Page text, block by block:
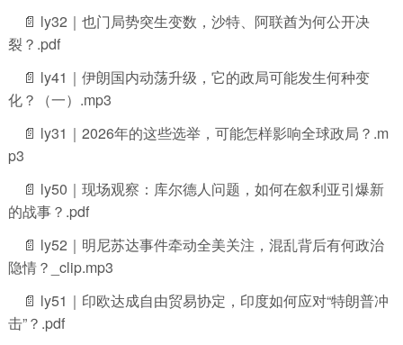
📄 ly32｜也门局势突生变数，沙特、阿联酋为何公开决
裂？.pdf
📄 ly41｜伊朗国内动荡升级，它的政局可能发生何种变
化？（一）.mp3
📄 ly31｜2026年的这些选举，可能怎样影响全球政局？.m
p3
📄 ly50｜现场观察：库尔德人问题，如何在叙利亚引爆新
的战事？.pdf
📄 ly52｜明尼苏达事件牵动全美关注，混乱背后有何政治
隐情？_clip.mp3
📄 ly51｜印欧达成自由贸易协定，印度如何应对“特朗普冲
击”？.pdf